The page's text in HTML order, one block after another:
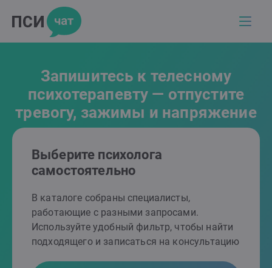
Запишитесь к телесному
психотерапевту — отпустите
тревогу, зажимы и напряжение
Выберите психолога
самостоятельно
В каталоге собраны специалисты,
работающие с разными запросами.
Используйте удобный фильтр, чтобы найти
подходящего и записаться на консультацию